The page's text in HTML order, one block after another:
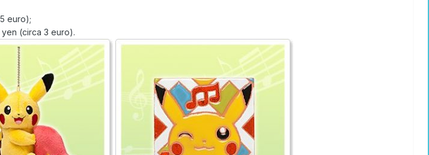
euro);
(circa 3 euro).